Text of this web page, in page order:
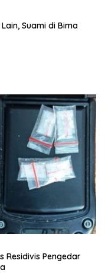
Suami di Bima
Residivis Pengedar